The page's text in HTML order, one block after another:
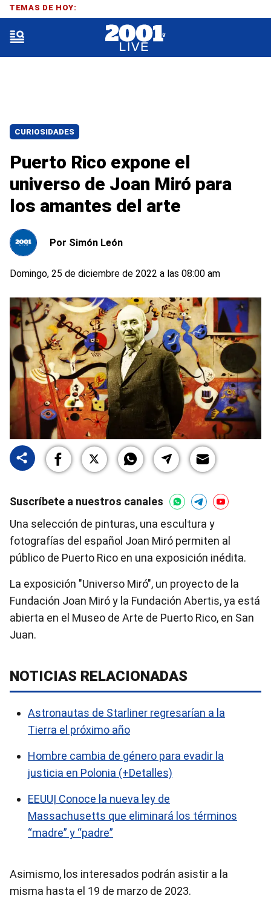
CURIOSIDADES
Puerto Rico expone el
universo de Joan Miró para
los amantes del arte
Por Simón León
Domingo, 25 de diciembre de 2022 a las 08:00 am
Suscríbete a nuestros canales
Una selección de pinturas, una escultura y
fotografías del español Joan Miró permiten al
público de Puerto Rico en una exposición inédita.
La exposición "Universo Miró", un proyecto de la
Fundación Joan Miró y la Fundación Abertis, ya está
abierta en el Museo de Arte de Puerto Rico, en San
Juan.
NOTICIAS RELACIONADAS
Astronautas de Starliner regresarían a la
Tierra el próximo año
Hombre cambia de género para evadir la
justicia en Polonia (+Detalles)
EEUU| Conoce la nueva ley de
Massachusetts que eliminará los términos
“madre” y “padre”
Asimismo, los interesados podrán asistir a la
misma hasta el 19 de marzo de 2023.
TEMAS DE HOY: